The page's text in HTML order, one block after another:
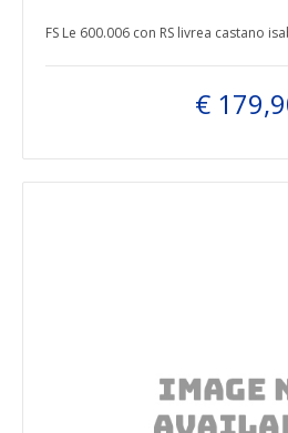
FS Le 600.006 con RS livrea castano
€